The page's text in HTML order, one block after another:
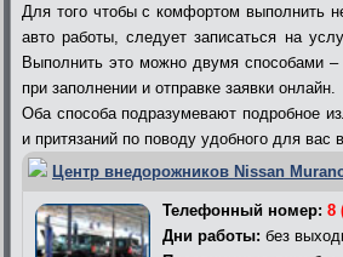
Для того чтобы с комфортом выполнить
авто работы, следует записаться на
Выполнить это можно двумя способами –
при заполнении и отправке заявки онлайн.
Оба способа подразумевают подробное
и притязаний по поводу удобного для вас
Центр внедорожников Nissan
Телефонный номер: 8
Дни работы: без